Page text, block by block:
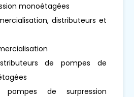
monoétagées
distributeurs et
de pompes de
de surpression